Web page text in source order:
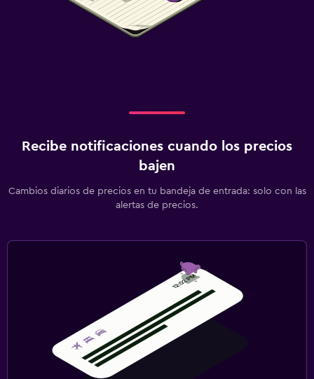
Recibe notificaciones cuando los precios
bajen
Cambios diarios de precios en tu bandeja de entrada: solo con las
alertas de precios.